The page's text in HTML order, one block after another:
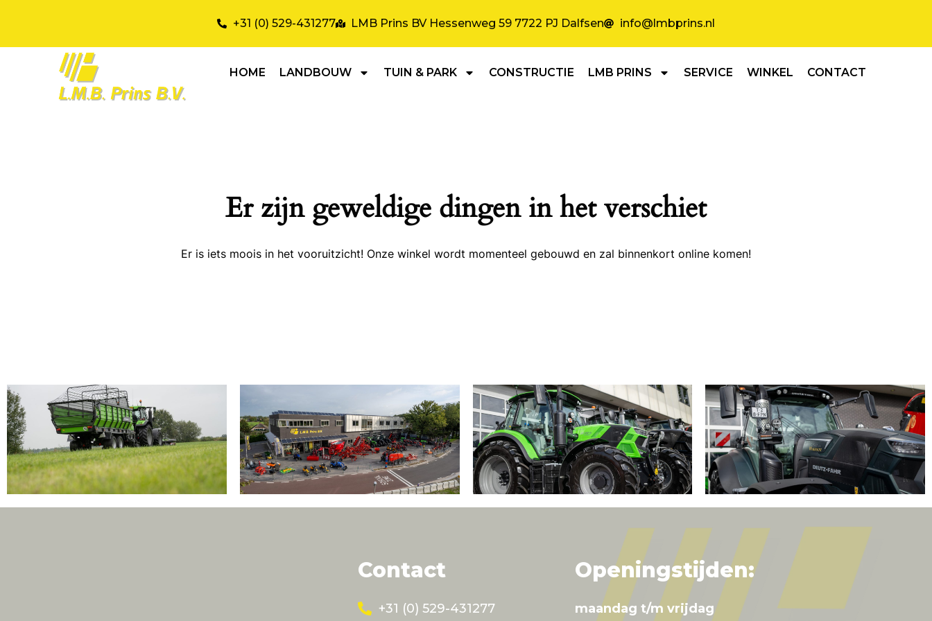
+31 (0) 529-431277 LMB Prins BV Hessenweg 59 7722 PJ Dalfsen info@lmbprins.nl
HOME LANDBOUW TUIN & PARK CONSTRUCTIE LMB PRINS SERVICE WINKEL CONTACT
Er zijn geweldige dingen in het verschiet
Er is iets moois in het vooruitzicht! Onze winkel wordt momenteel gebouwd en zal binnenkort online komen!
Contact
+31 (0) 529-431277
Openingstijden:
maandag t/m vrijdag